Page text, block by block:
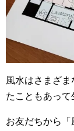
風水はさまざ
たこともあって
お友だちから